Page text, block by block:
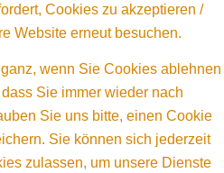
Cookies zu akzeptieren /
Website erneut besuchen.
wenn Sie Cookies ablehnen
Sie immer wieder nach
Sie uns bitte, einen Cookie
Sie können sich jederzeit
zulassen, um unsere Dienste